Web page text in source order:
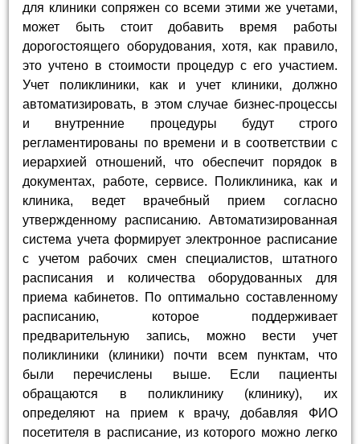
для клиники сопряжен со всеми этими же учетами,
может быть стоит добавить время работы
дорогостоящего оборудования, хотя, как правило,
это учтено в стоимости процедур с его участием.
Учет поликлиники, как и учет клиники, должно
автоматизировать, в этом случае бизнес-процессы
и внутренние процедуры будут строго
регламентированы по времени и в соответствии с
иерархией отношений, что обеспечит порядок в
документах, работе, сервисе. Поликлиника, как и
клиника, ведет врачебный прием согласно
утвержденному расписанию. Автоматизированная
система учета формирует электронное расписание
с учетом рабочих смен специалистов, штатного
расписания и количества оборудованных для
приема кабинетов. По оптимально составленному
расписанию, которое поддерживает
предварительную запись, можно вести учет
поликлиники (клиники) почти всем пунктам, что
были перечислены выше. Если пациенты
обращаются в поликлинику (клинику), их
определяют на прием к врачу, добавляя ФИО
посетителя в расписание, из которого можно легко